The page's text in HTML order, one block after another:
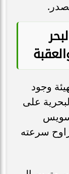
وجود
على
سرعته